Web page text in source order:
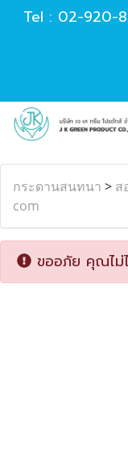
Tel : 02-920-
กระดานสนทนา > ส
com
ขออภัย คุณไม่